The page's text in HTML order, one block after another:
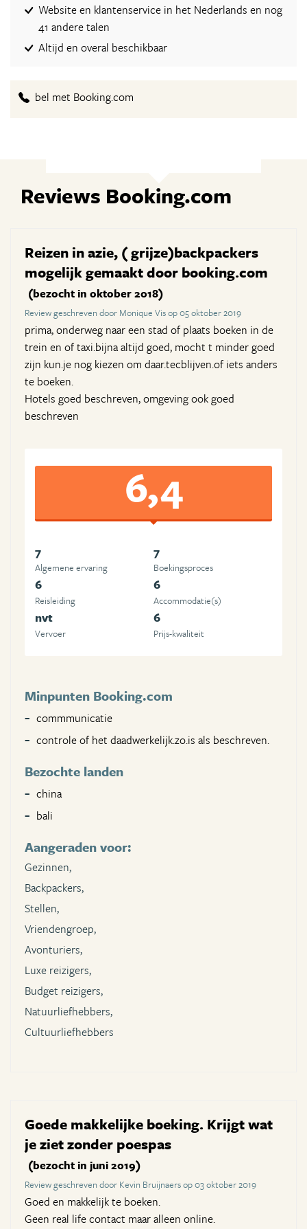
Website en klantenservice in het Nederlands en nog
41 andere talen
Altijd en overal beschikbaar
bel met Booking.com
Reviews Booking.com
Reizen in azie, ( grijze)backpackers
mogelijk gemaakt door booking.com
(bezocht in oktober 2018)
Review geschreven door Monique Vis op 05 oktober 2019
prima, onderweg naar een stad of plaats boeken in de
trein en of taxi.bijna altijd goed, mocht t minder goed
zijn kun.je nog kiezen om daar.tecblijven.of iets anders
te boeken.
Hotels goed beschreven, omgeving ook goed
beschreven
6,4
7
Algemene ervaring
7
Boekingsproces
6
Reisleiding
6
Accommodatie(s)
nvt
Vervoer
6
Prijs-kwaliteit
Minpunten Booking.com
commmunicatie
controle of het daadwerkelijk.zo.is als beschreven.
Bezochte landen
china
bali
Aangeraden voor:
Gezinnen,
Backpackers,
Stellen,
Vriendengroep,
Avonturiers,
Luxe reizigers,
Budget reizigers,
Natuurliefhebbers,
Cultuurliefhebbers
Goede makkelijke boeking. Krijgt wat
je ziet zonder poespas
(bezocht in juni 2019)
Review geschreven door Kevin Bruijnaers op 03 oktober 2019
Goed en makkelijk te boeken.
Geen real life contact maar alleen online.